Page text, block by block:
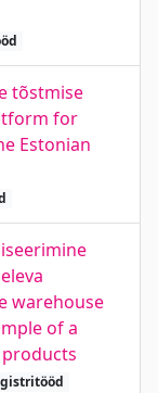
tõstmise
for
Estonian
warehouse
of a